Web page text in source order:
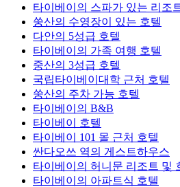
타이베이의 스파가 있는 리조
쑹산의 수영장이 있는 호텔
다안의 5성급 호텔
타이베이의 가족 여행 호텔
중산의 3성급 호텔
국립타이베이대학 근처 호텔
쑹산의 주차 가능 호텔
타이베이의 B&B
타이베이 호텔
타이베이 101 몰 근처 호텔
싼다오쓰 역의 게스트하우스
타이베이의 허니문 리조트 및
타이베이의 아파트식 호텔